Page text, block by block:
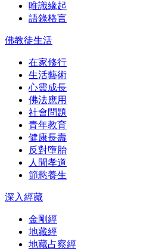
唯識緣起
語錄格言
佛教徒生活
在家修行
生活藝術
心靈成長
佛法應用
社會問題
青年教育
健康長壽
反對墮胎
人間孝道
節慾養生
深入經藏
金剛經
地藏經
地藏占察經